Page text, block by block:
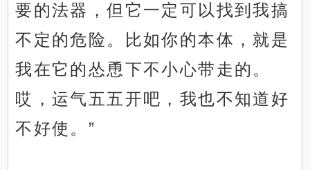
要的法器，但它一定可以找到我搞
不定的危险。比如你的本体，就是
我在它的怂恿下不小心带走的。
哎，运气五五开吧，我也不知道好
不好使。”